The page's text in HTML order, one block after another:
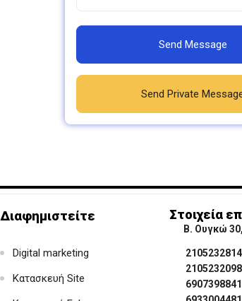
Send Message
Send Private
Διαφημιστείτε
Digital marketing
Κατασκευή Site
Στοιχεία
Β. Ουγκώ
2105232814
2105232098
6907398841